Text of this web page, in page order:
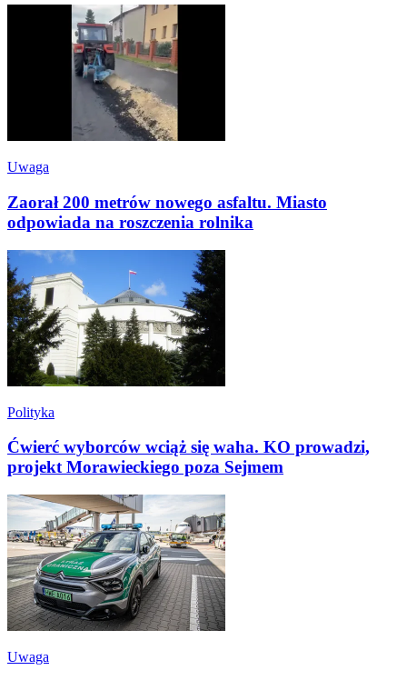
Uwaga
Zaorał 200 metrów nowego asfaltu. Miasto
odpowiada na roszczenia rolnika
Polityka
Ćwierć wyborców wciąż się waha. KO prowadzi,
projekt Morawieckiego poza Sejmem
Uwaga